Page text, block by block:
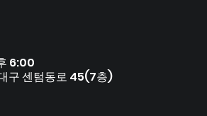
6:00
구 센텀동로 45(7층)